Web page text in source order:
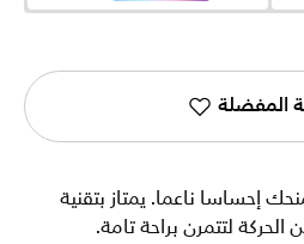
المفضلة
إحساسا ناعما. يمتاز بتقنية
الحركة لتتمرن براحة تامة.